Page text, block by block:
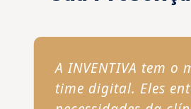
A INVENTIVA tem o
time digital. Eles